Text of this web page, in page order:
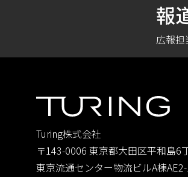
報
広報
Turing株式会社
〒143-0006 東京都大田区平和島6
東京流通センター物流ビルA棟